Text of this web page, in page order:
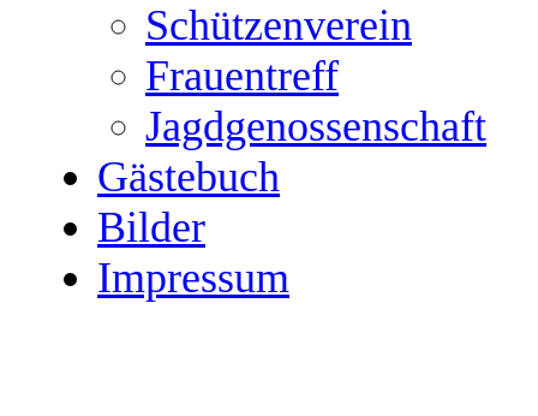
Schützenverein
Frauentreff
Jagdgenossenschaft
Gästebuch
Bilder
Impressum